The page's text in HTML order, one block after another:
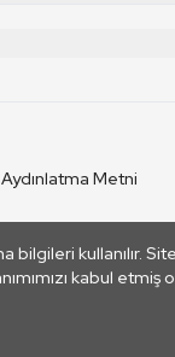
bilgileri kullanılır.
kabul etmiş
Metni
©2026 TRT.